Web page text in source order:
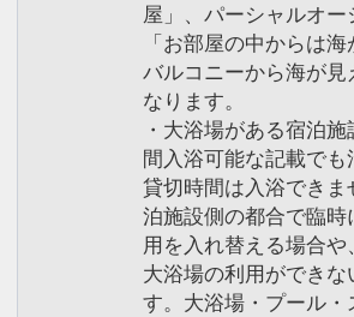
屋」、パーシャルオ
「お部屋の中からは
バルコニーから海が見
なります。
・大浴場がある宿泊
間入浴可能な記載で
貸切時間は入浴できま
泊施設側の都合で臨時
用を入れ替える場合や
大浴場の利用ができな
す。大浴場・プール・